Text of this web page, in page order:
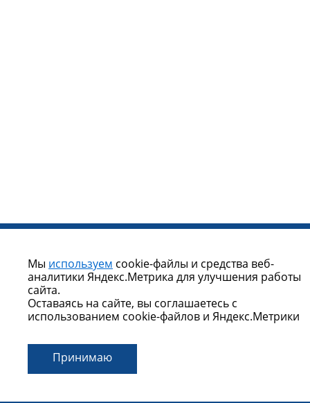
Мы используем cookie-файлы и средства веб-
аналитики Яндекс.Метрика для улучшения работы
сайта.
Оставаясь на сайте, вы соглашаетесь с
использованием cookie-файлов и Яндекс.Метрики
Принимаю